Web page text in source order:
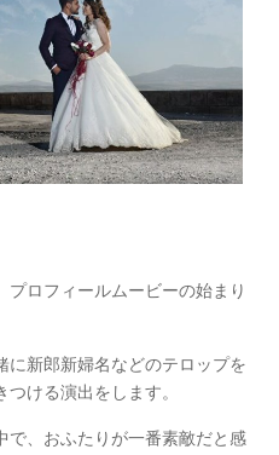
ロフィールムービーの始まり
に新郎新婦名などのテロップを
ける演出をします。
で、おふたりが一番素敵だと感